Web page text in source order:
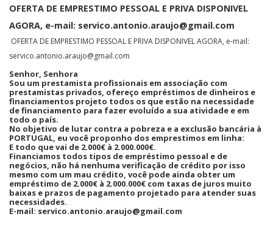
OFERTA DE EMPRESTIMO PESSOAL E PRIVA DISPONIVEL
AGORA, e-mail: servico.antonio.araujo@gmail.com
OFERTA DE EMPRESTIMO PESSOAL E PRIVA DISPONIVEL AGORA, e-mail:
servico.antonio.araujo@gmail.com
Senhor, Senhora
Sou um prestamista profissionais em associação com
prestamistas privados, ofereço empréstimos de dinheiros e
financiamentos projeto todos os que estão na necessidade
de financiamento para fazer evoluído a sua atividade e em
todo o país.
No objetivo de lutar contra a pobreza e a exclusão bancária à
PORTUGAL, eu você proponho dos emprestimos em linha:
E todo que vai de 2.000€ à 2.000.000€.
Financiamos todos tipos de empréstimo pessoal e de
negócios, não há nenhuma verificação de crédito por isso
mesmo com um mau crédito, você pode ainda obter um
empréstimo de 2.000€ à 2.000.000€ com taxas de juros muito
baixas e prazos de pagamento projetado para atender suas
necessidades.
E-mail: servico.antonio.araujo@gmail.com